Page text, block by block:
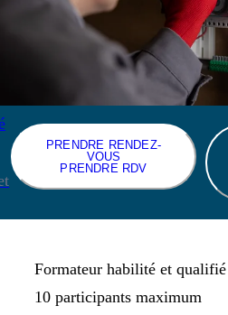
PRENDRE RENDEZ-
VOUS
PRENDRE RDV
Formateur habilité et qualifié
10 participants maximum